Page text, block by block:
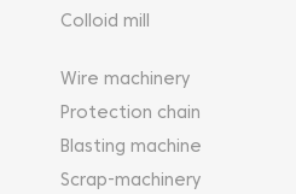
Colloid mill
Wire machinery
Protection chain
Blasting machine
Scrap-machinery